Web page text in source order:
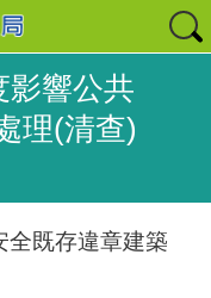
影響公共
理(清查)
全既存違章建築